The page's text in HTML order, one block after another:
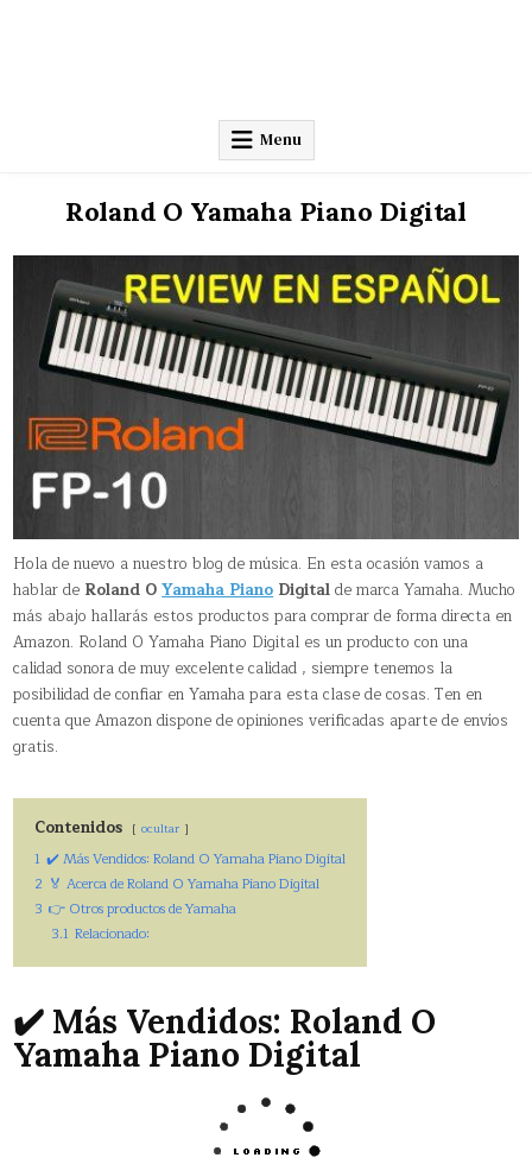
Menu
Roland O Yamaha Piano Digital
Hola de nuevo a nuestro blog de música. En esta ocasión vamos a
hablar de Roland OYamaha PianoDigitalde marca Yamaha. Mucho
más abajo hallarás estos productos para comprar de forma directa en
Amazon. Roland O Yamaha Piano Digital es un producto con una
calidad sonora de muy excelente calidad , siempre tenemos la
posibilidad de confiar en Yamaha para esta clase de cosas. Ten en
cuenta que Amazon dispone de opiniones verificadas aparte de envíos
gratis.
Contenidos ocultar
1 ✔️ Más Vendidos: Roland O Yamaha Piano Digital
2 🏅 Acerca de Roland O Yamaha Piano Digital
3 👉 Otros productos de Yamaha
3.1 Relacionado:
✔️ Más Vendidos: Roland O
Yamaha Piano Digital